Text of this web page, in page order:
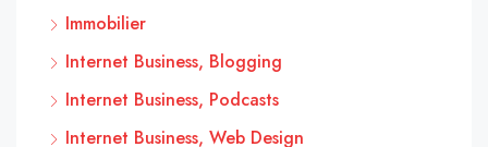
Immobilier
Internet Business, Blogging
Internet Business, Podcasts
Internet Business, Web Design